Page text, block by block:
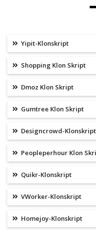
Yipit-Klonskript
Shopping Klon Skript
Dmoz Klon Skript
Gumtree Klon Skript
Designcrowd-Klonskript
Peopleperhour Klon
Quikr-Klonskript
VWorker-Klonskript
Homejoy-Klonskript